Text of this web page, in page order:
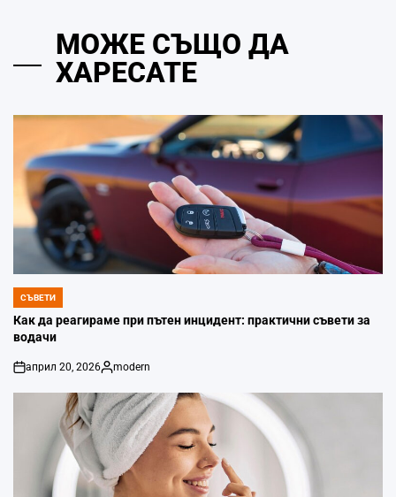
МОЖЕ СЪЩО ДА
ХАРЕСАТЕ
POSTED
IN
СЪВЕТИ
Как да реагираме при пътен инцидент: практични съвети за
водачи
on
април 20, 2026
Posted
modern